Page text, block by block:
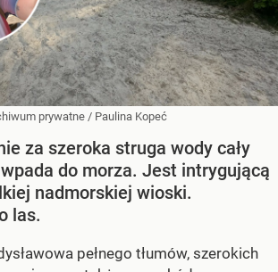
prywatne / Paulina Kopeć
za szeroka struga wody cały
do morza. Jest intrygującą
nadmorskiej wioski.
las.
pełnego tłumów, szerokich